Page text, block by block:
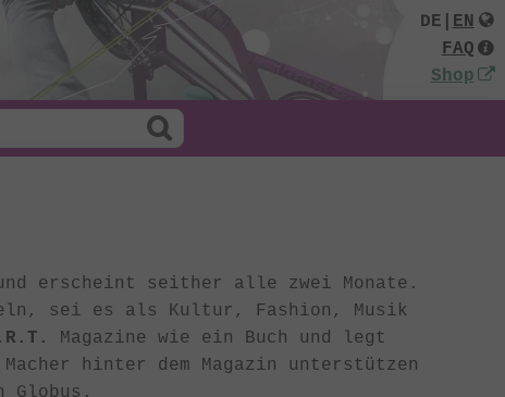
DE
EN
FAQ
Shop
erscheint seither alle zwei Monate.
sei es als Kultur, Fashion, Musik
Magazine wie ein Buch und legt
hinter dem Magazin unterstützen
Globus.